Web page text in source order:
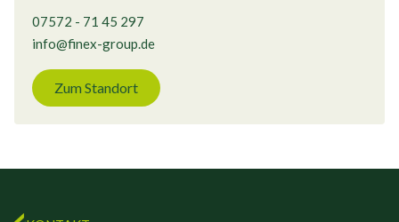
07572 - 71 45 297
info@finex-group.de
Zum Standort